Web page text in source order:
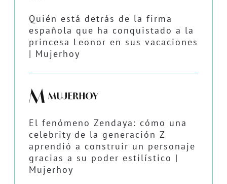
Quién está detrás de la firma
española que ha conquistado a la
princesa Leonor en sus vacaciones
| Mujerhoy
El fenómeno Zendaya: cómo una
celebrity de la generación Z
aprendió a construir un personaje
gracias a su poder estilístico |
Mujerhoy